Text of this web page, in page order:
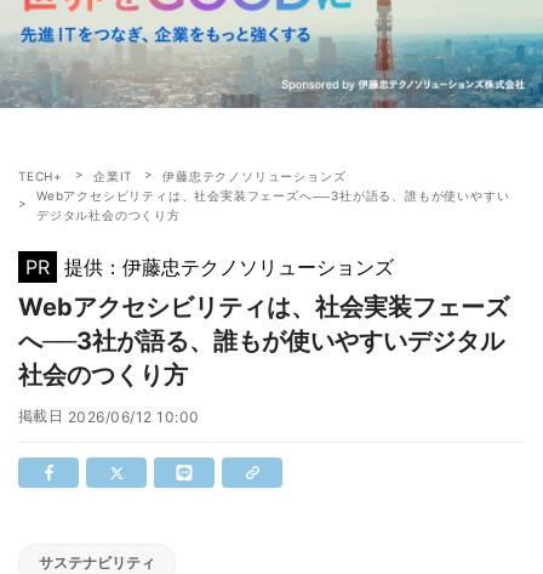
TECH+ 企業IT
伊藤忠テクノソリューションズ
Webアクセシビリティは、社会実装フェーズへ──3社が語る、誰もが使いやすい
デジタル社会のつくり方
PR 提供：伊藤忠テクノソリューションズ
Webアクセシビリティは、社会実装フェーズ
へ──3社が語る、誰もが使いやすいデジタル
社会のつくり方
掲載日 2026/06/12 10:00
サステナビリティ